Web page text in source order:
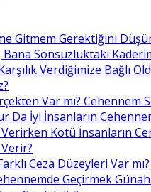
Gitmem Gerektiğini
Bana Sonsuzluktaki
Verdiğimize Bağlı
Var mı? Cehennem
Da İyi İnsanların
Kötü İnsanların
Ceza Düzeyleri Var mı?
Geçirmek